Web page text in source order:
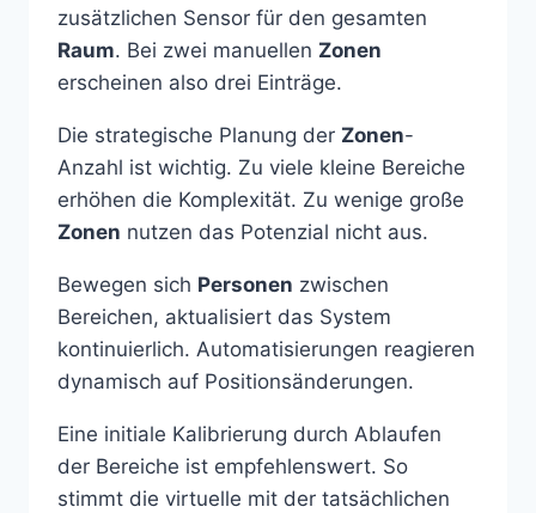
zusätzlichen Sensor für den gesamten
Raum. Bei zwei manuellen Zonen
erscheinen also drei Einträge.
Die strategische Planung der Zonen-
Anzahl ist wichtig. Zu viele kleine Bereiche
erhöhen die Komplexität. Zu wenige große
Zonen nutzen das Potenzial nicht aus.
Bewegen sich Personen zwischen
Bereichen, aktualisiert das System
kontinuierlich. Automatisierungen reagieren
dynamisch auf Positionsänderungen.
Eine initiale Kalibrierung durch Ablaufen
der Bereiche ist empfehlenswert. So
stimmt die virtuelle mit der tatsächlichen